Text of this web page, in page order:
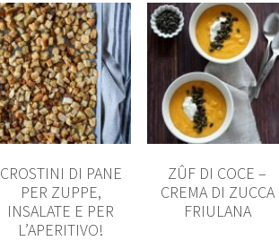
CROSTINI DI PANE
PER ZUPPE,
INSALATE E PER
L’APERITIVO!
ZÛF DI COCE –
CREMA DI ZUCCA
FRIULANA